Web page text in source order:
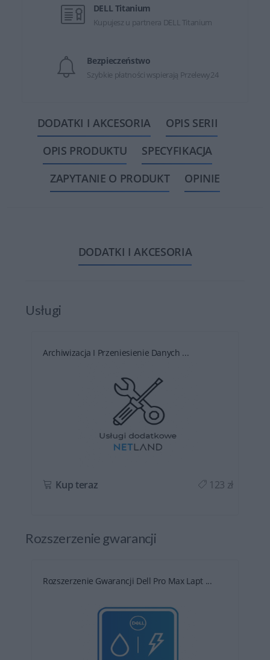
DELL Titanium
Kupujesz u partnera DELL Titanium
Bezpieczeństwo
Szybkie płatności wspierają Przelewy24
DODATKI I AKCESORIA
OPIS SERII
OPIS PRODUKTU
SPECYFIKACJA
ZAPYTANIE O PRODUKT
OPINIE
DODATKI I AKCESORIA
Usługi
Archiwizacja I Przeniesienie Danych ...
Kup teraz 123 zł
Rozszerzenie gwarancji
Rozszerzenie Gwarancji Dell Pro Max Lapt ...